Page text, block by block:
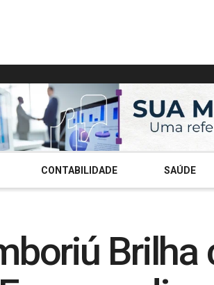
CONTABILIDADE SAÚDE